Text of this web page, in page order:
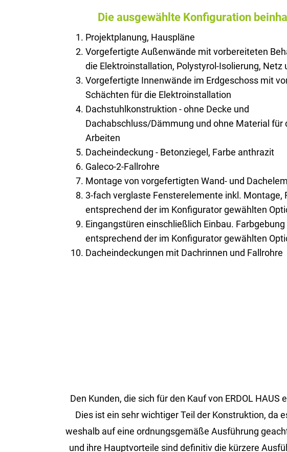
Die ausgewählte Konfiguration
Projektplanung, Hauspläne
Vorgefertigte Außenwände mit vorbereiteten
die Elektroinstallation, Polystyrol-Isolierung, Netz
Vorgefertigte Innenwände im Erdgeschoss mit
Schächten für die Elektroinstallation
Dachstuhlkonstruktion - ohne Decke und
Dachabschluss/Dämmung und ohne Material für
Arbeiten
Dacheindeckung - Betonziegel, Farbe anthrazit
Galeco-2-Fallrohre
Montage von vorgefertigten Wand- und
3-fach verglaste Fensterelemente inkl. Montage,
entsprechend der im Konfigurator gewählten
Eingangstüren einschließlich Einbau. Farbgebung
entsprechend der im Konfigurator gewählten
Dacheindeckungen mit Dachrinnen und Fallrohre
Den Kun­den, die sich für den Kauf von ERDOL
Dies ist ein sehr wich­ti­ger Teil der Kon­struk­ti­on, da
wes­halb auf eine ord­nungs­ge­mä­ße Aus­füh­rung
und ihre Haupt­vor­tei­le sind de­fi­ni­tiv die kür­ze­re